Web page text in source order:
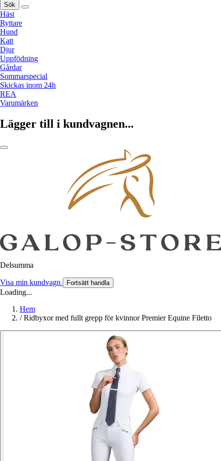
Sök
Häst
Ryttare
Hund
Katt
Djur
Uppfödning
Gårdar
Sommarspecial
Skickas inom 24h
REA
Varumärken
Lägger till i kundvagnen...
Delsumma
Visa min kundvagn Fortsätt handla
Loading...
Hem
/ Ridbyxor med fullt grepp för kvinnor Premier Equine Filetto